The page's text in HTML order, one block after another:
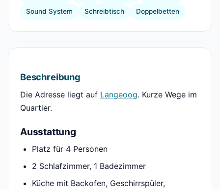
Sound System Schreibtisch Doppelbetten
Beschreibung
Die Adresse liegt auf Langeoog. Kurze Wege im
Quartier.
Ausstattung
Platz für 4 Personen
2 Schlafzimmer, 1 Badezimmer
Küche mit Backofen, Geschirrspüler,